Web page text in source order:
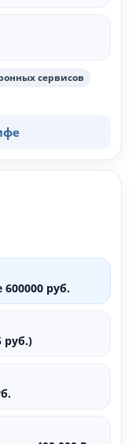
сервисов
руб.
руб.)